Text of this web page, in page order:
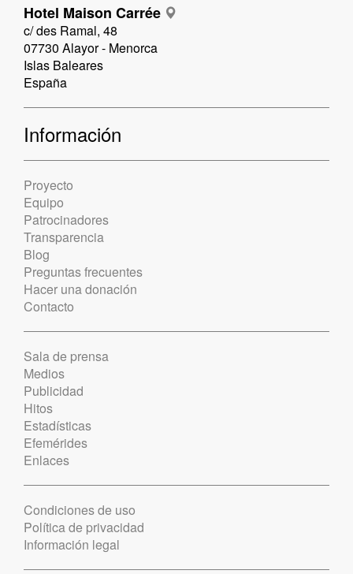
Hotel Maison Carrée
c/ des Ramal, 48
07730 Alayor - Menorca
Islas Baleares
España
Información
Proyecto
Equipo
Patrocinadores
Transparencia
Blog
Preguntas frecuentes
Hacer una donación
Contacto
Sala de prensa
Medios
Publicidad
Hitos
Estadísticas
Efemérides
Enlaces
Condiciones de uso
Política de privacidad
Información legal